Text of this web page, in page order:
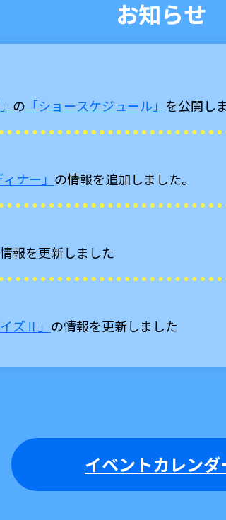
お知らせ
の 「ショースケジュール」 を公開し
ナー」 の情報を追加しました。
報を更新しました
ズⅡ」 の情報を更新しました
イベントカレンダ